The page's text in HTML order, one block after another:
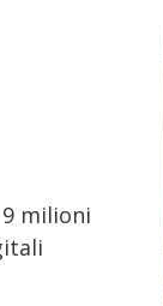
milioni